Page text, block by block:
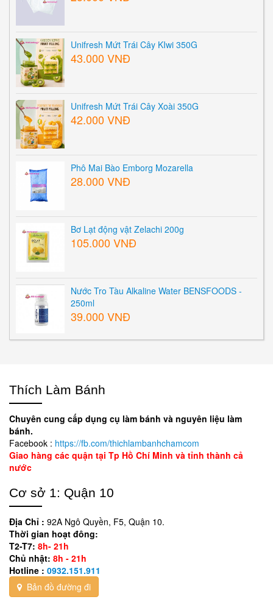
Unifresh Mứt Trái Cây KIwi 350G
43.000 VNĐ
Unifresh Mứt Trái Cây Xoài 350G
42.000 VNĐ
Phô Mai Bào Emborg Mozarella
28.000 VNĐ
Bơ Lạt động vật Zelachi 200g
105.000 VNĐ
Nước Tro Tàu Alkaline Water BENSFOODS -
250ml
39.000 VNĐ
Thích Làm Bánh
Chuyên cung cấp dụng cụ làm bánh và nguyên liệu làm
bánh.
Facebook : https://fb.com/thichlambanhchamcom
Giao hàng các quận tại Tp Hồ Chí Minh và tỉnh thành cả
nước
Cơ sở 1: Quận 10
Địa Chỉ : 92A Ngô Quyền, F5, Quận 10.
Thời gian hoạt đông:
T2-T7: 8h- 21h
Chủ nhật: 8h - 21h
Hotline : 0932.151.911
Bản đồ đường đi